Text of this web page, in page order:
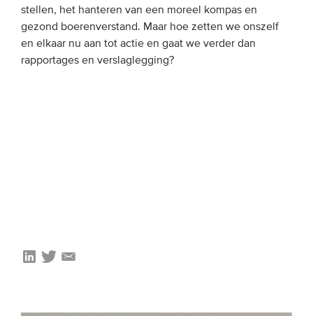
Publicaties
stellen, het hanteren van een moreel kompas en
gezond boerenverstand. Maar hoe zetten we onszelf
en elkaar nu aan tot actie en gaat we verder dan
rapportages en verslaglegging?